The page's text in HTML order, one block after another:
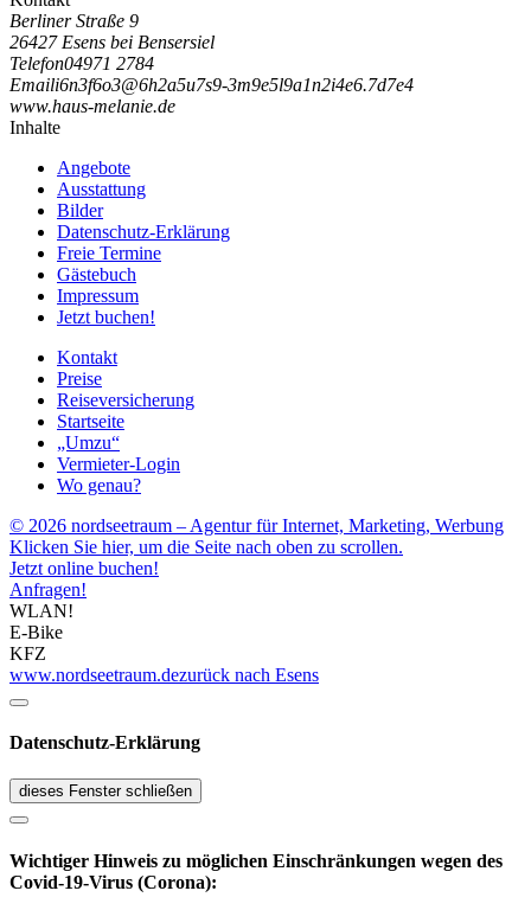
Berliner Straße 9
26427 Esens bei Bensersiel
Telefon04971 2784
Emaili6n3f6o3@6h2a5u7s9-3m9e5l9a1n2i4e6.7d7e4
www.haus-melanie.de
Inhalte
Angebote
Ausstattung
Bilder
Datenschutz-Erklärung
Freie Termine
Gästebuch
Impressum
Jetzt buchen!
Kontakt
Preise
Reiseversicherung
Startseite
„Umzu“
Vermieter-Login
Wo genau?
© 2026 nordseetraum – Agentur für Internet, Marketing, Werbung
Klicken Sie hier, um die Seite nach oben zu scrollen.
Jetzt online buchen!
Anfragen!
WLAN!
E-Bike
KFZ
www.nordseetraum.dezurück nach Esens
Datenschutz-Erklärung
dieses Fenster schließen
Wichtiger Hinweis zu möglichen Ein­schränk­ungen wegen des
Covid-19-Virus (Corona):